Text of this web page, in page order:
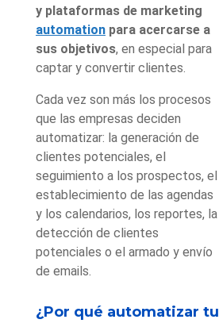
y plataformas de marketing
automation para acercarse a
sus objetivos, en especial para
captar y convertir clientes.
Cada vez son más los procesos
que las empresas deciden
automatizar: la generación de
clientes potenciales, el
seguimiento a los prospectos, el
establecimiento de las agendas
y los calendarios, los reportes, la
detección de clientes
potenciales o el armado y envío
de emails.
¿Por qué automatizar tu